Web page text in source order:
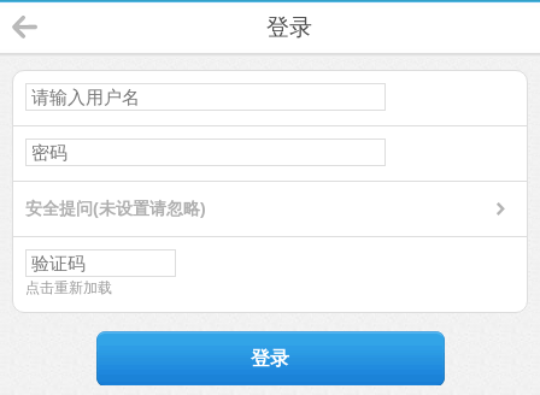
登录
安全提问(未设置请忽略)
点击重新加载
登录